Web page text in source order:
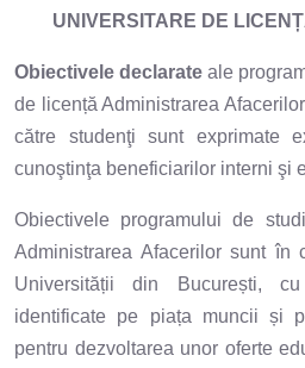
UNIVERSITARE DE
Obiectivele declarate ale
de licență Administrarea
către studenţi sunt exprimate
cunoştinţa beneficiarilor interni şi
Obiectivele programului de
Administrarea Afacerilor sunt în
Universității din București,
identificate pe piața muncii și
pentru dezvoltarea unor oferte